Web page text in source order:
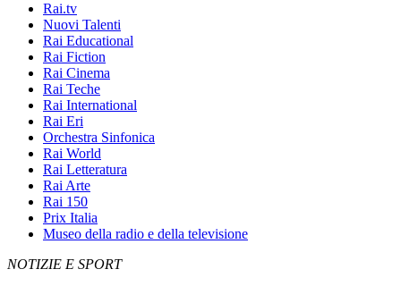
Rai.tv
Nuovi Talenti
Rai Educational
Rai Fiction
Rai Cinema
Rai Teche
Rai International
Rai Eri
Orchestra Sinfonica
Rai World
Rai Letteratura
Rai Arte
Rai 150
Prix Italia
Museo della radio e della televisione
NOTIZIE E SPORT